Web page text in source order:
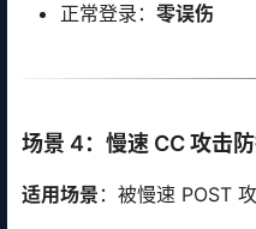
正常登录： 零误伤
场景 4：慢速 CC 攻击
适用场景 ：被慢速 POST